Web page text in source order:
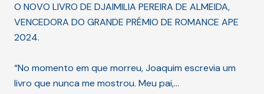
O NOVO LIVRO DE DJAIMILIA PEREIRA DE ALMEIDA,
VENCEDORA DO GRANDE PRÉMIO DE ROMANCE APE
2024.
“No momento em que morreu, Joaquim escrevia um
livro que nunca me mostrou. Meu pai,…